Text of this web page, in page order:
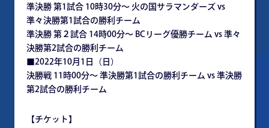
準決勝 第1試合 10時30分～ 火の国サラマンダーズ vs
準々決勝第1試合の勝利チーム
準決勝 第２試合 14時00分～ BCリーグ優勝チーム vs 準々
決勝第2試合の勝利チーム
■2022年10月1日（日）
決勝戦 11時00分～ 準決勝第1試合の勝利チーム vs 準決勝
第2試合の勝利チーム
【チケット】